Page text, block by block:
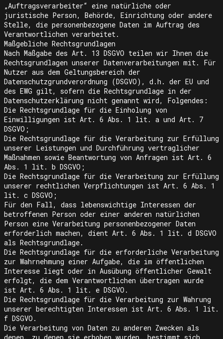
„Auftragsverarbeiter“ eine natürliche oder
juristische Person, Behörde, Einrichtung oder andere
Stelle, die personenbezogene Daten im Auftrag des
Verantwortlichen verarbeitet.
Maßgebliche Rechtsgrundlagen
Nach Maßgabe des Art. 13 DSGVO teilen wir Ihnen die
Rechtsgrundlagen unserer Datenverarbeitungen mit. Für
Nutzer aus dem Geltungsbereich der
Datenschutzgrundverordnung (DSGVO), d.h. der EU und
des EWG gilt, sofern die Rechtsgrundlage in der
Datenschutzerklärung nicht genannt wird, Folgendes:
Die Rechtsgrundlage für die Einholung von
Einwilligungen ist Art. 6 Abs. 1 lit. a und Art. 7
DSGVO;
Die Rechtsgrundlage für die Verarbeitung zur Erfüllung
unserer Leistungen und Durchführung vertraglicher
Maßnahmen sowie Beantwortung von Anfragen ist Art. 6
Abs. 1 lit. b DSGVO;
Die Rechtsgrundlage für die Verarbeitung zur Erfüllung
unserer rechtlichen Verpflichtungen ist Art. 6 Abs. 1
lit. c DSGVO;
Für den Fall, dass lebenswichtige Interessen der
betroffenen Person oder einer anderen natürlichen
Person eine Verarbeitung personenbezogener Daten
erforderlich machen, dient Art. 6 Abs. 1 lit. d DSGVO
als Rechtsgrundlage.
Die Rechtsgrundlage für die erforderliche Verarbeitung
zur Wahrnehmung einer Aufgabe, die im öffentlichen
Interesse liegt oder in Ausübung öffentlicher Gewalt
erfolgt, die dem Verantwortlichen übertragen wurde
ist Art. 6 Abs. 1 lit. e DSGVO.
Die Rechtsgrundlage für die Verarbeitung zur Wahrung
unserer berechtigten Interessen ist Art. 6 Abs. 1 lit.
f DSGVO.
Die Verarbeitung von Daten zu anderen Zwecken als